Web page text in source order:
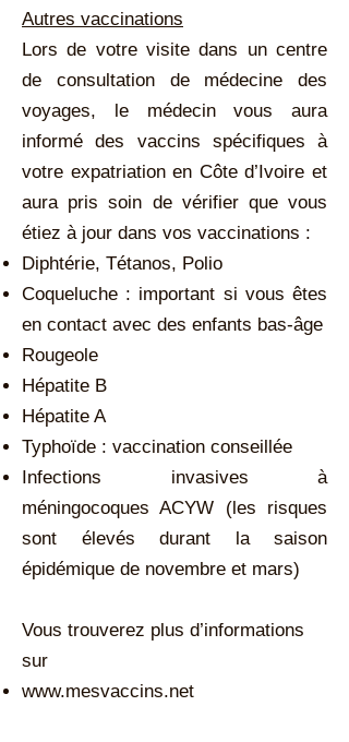
Autres vaccinations
Lors de votre visite dans un centre
de consultation de médecine des
voyages, le médecin vous aura
informé des vaccins spécifiques à
votre expatriation en Côte d’Ivoire et
aura pris soin de vérifier que vous
étiez à jour dans vos vaccinations :
Diphtérie, Tétanos, Polio
Coqueluche : important si vous êtes
en contact avec des enfants bas-âge
Rougeole
Hépatite B
Hépatite A
Typhoïde : vaccination conseillée
Infections invasives à
méningocoques ACYW (les risques
sont élevés durant la saison
épidémique de novembre et mars)
Vous trouverez plus d’informations
sur
www.mesvaccins.net